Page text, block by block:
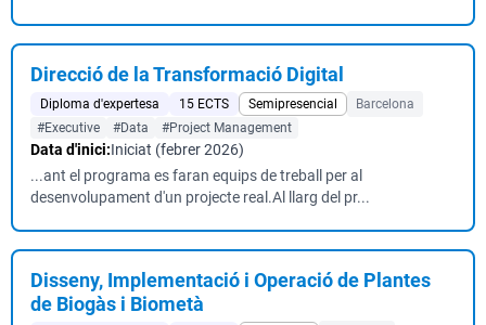
Direcció de la Transformació Digital
Diploma d'expertesa 15 ECTS Semipresencial
Barcelona
#Executive
#Data #Project Management
Data d'inici:Iniciat (febrer 2026)
...ant el programa es faran equips de treball per al
desenvolupament d'un projecte real.Al llarg del pr...
Disseny, Implementació i Operació de Plantes
de Biogàs i Biometà